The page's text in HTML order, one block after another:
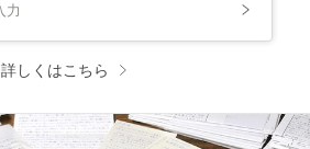
詳しくはこちら